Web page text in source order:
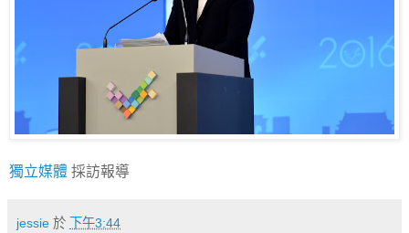
獨立媒體 採訪報導
jessie 於 下午3:44